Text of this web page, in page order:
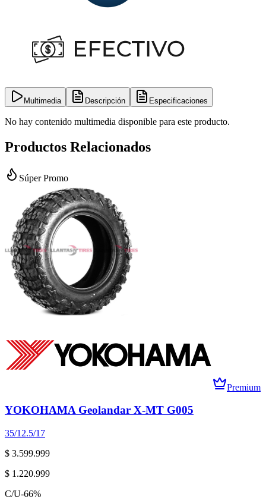
Multimedia Descripción Especificaciones
No hay contenido multimedia disponible para este producto.
Productos Relacionados
Súper Promo
Premium
YOKOHAMA Geolandar X-MT G005
35/12.5/17
$ 3.599.999
$ 1.220.999
C/U-66%